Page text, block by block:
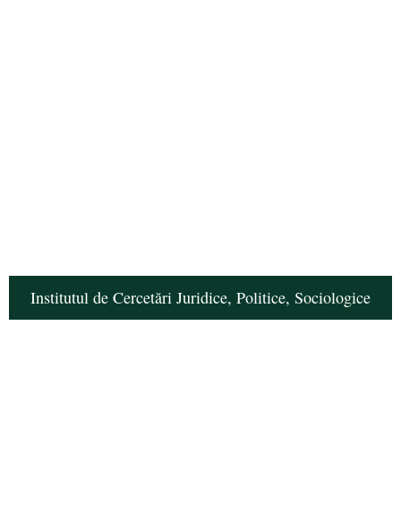
Institutul de Cercetări Juridice, Politice, Sociologice